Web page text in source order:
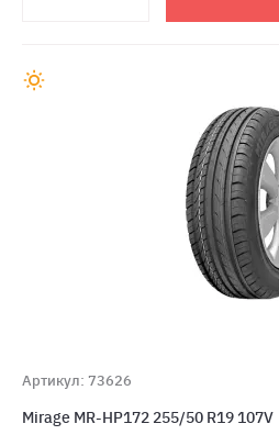
Артикул: 73626
Mirage MR-HP172 255/50 R19 107V